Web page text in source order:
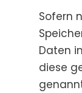
Sofern
Daten
diese